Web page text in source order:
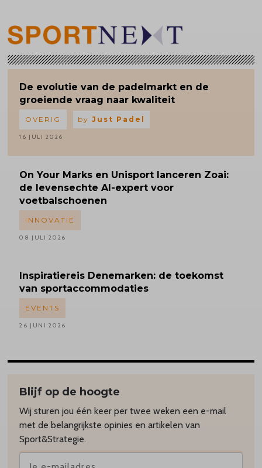
De evolutie van de padelmarkt en de
groeiende vraag naar kwaliteit
OVERIG by Just Padel
16 JULI 2026
On Your Marks en Unisport lanceren Zoai:
de levensechte AI-expert voor
voetbalschoenen
INNOVATIE
08 JULI 2026
Inspiratiereis Denemarken: de toekomst
van sportaccommodaties
EVENTS
26 JUNI 2026
Blijf op de hoogte
Wij sturen jou één keer per twee weken een e-mail
met de belangrijkste opinies en artikelen van
Sport&Strategie.